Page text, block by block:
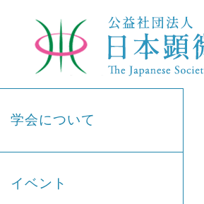
学会について
イベント